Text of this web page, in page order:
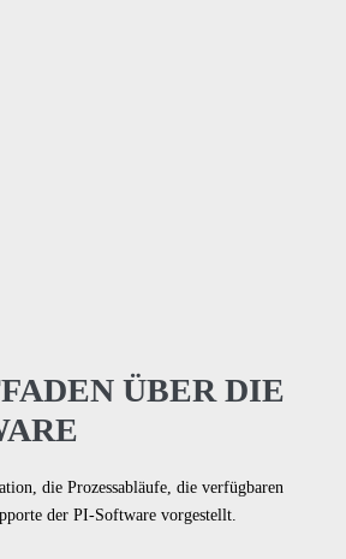
ÜBER DIE
die Prozessabläufe, die verfügbaren
der PI-Software vorgestellt.